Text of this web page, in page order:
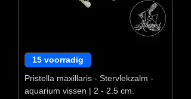
15 voorradig
Pristella maxillaris - Stervlekzalm -
aquarium vissen | 2 - 2.5 cm.